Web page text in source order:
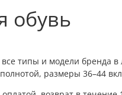
обувь
типы и модели бренда в
размеры 36–44